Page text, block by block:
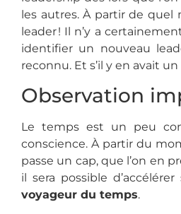
les autres. À partir de quel
leader ! Il n’y a
identifier un nouveau
reconnu. Et s’il y en avait
Observation
Le temps est un peu
conscience. À partir du
passe un cap, que l’on en
il sera possible
voyageur du temps.